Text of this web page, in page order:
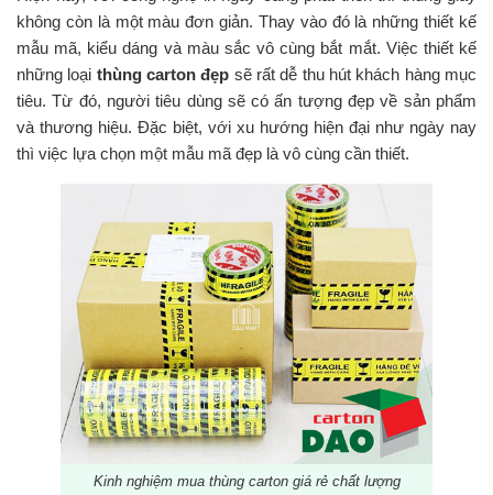
không còn là một màu đơn giản. Thay vào đó là những thiết kế
mẫu mã, kiểu dáng và màu sắc vô cùng bắt mắt. Việc thiết kế
những loại thùng carton đẹp sẽ rất dễ thu hút khách hàng mục
tiêu. Từ đó, người tiêu dùng sẽ có ấn tượng đẹp về sản phẩm
và thương hiệu. Đặc biệt, với xu hướng hiện đại như ngày nay
thì việc lựa chọn một mẫu mã đẹp là vô cùng cần thiết.
Kinh nghiệm mua thùng carton giá rẻ chất lượng